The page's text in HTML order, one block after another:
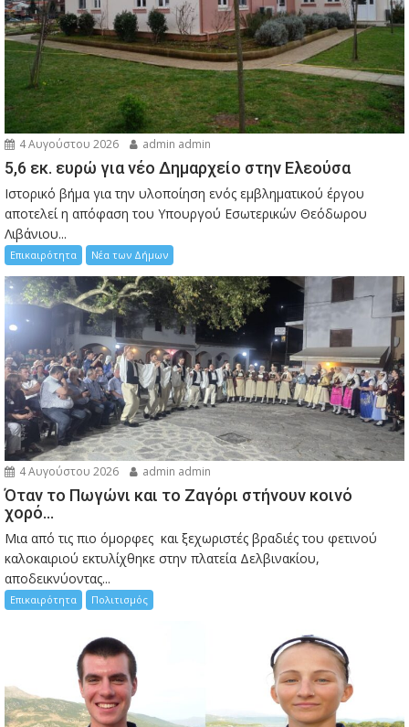
4 Αυγούστου 2026 admin admin
5,6 εκ. ευρώ για νέο Δημαρχείο στην Ελεούσα
Ιστορικό βήμα για την υλοποίηση ενός εμβληματικού έργου
αποτελεί η απόφαση του Υπουργού Εσωτερικών Θεόδωρου
Λιβάνιου...
Επικαιρότητα Νέα των Δήμων
4 Αυγούστου 2026 admin admin
Όταν το Πωγώνι και το Ζαγόρι στήνουν κοινό
χορό…
Μια από τις πιο όμορφες και ξεχωριστές βραδιές του φετινού
καλοκαιριού εκτυλίχθηκε στην πλατεία Δελβινακίου,
αποδεικνύοντας...
Επικαιρότητα Πολιτισμός